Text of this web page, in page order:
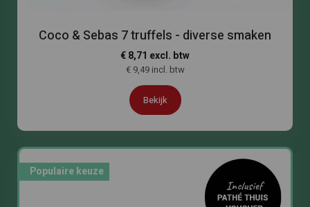
Coco & Sebas 7 truffels - diverse smaken
€ 8,71 excl. btw
€ 9,49 incl. btw
Bekijk